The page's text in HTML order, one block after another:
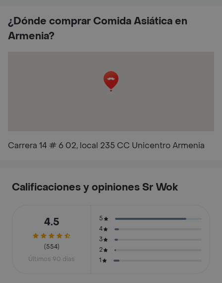
¿Dónde comprar Comida Asiática en
Armenia?
Carrera 14 # 6 02, local 235 CC Unicentro Armenia
Calificaciones y opiniones Sr Wok
4.5
(554)
Últimos 90 días
5
4
3
2
1